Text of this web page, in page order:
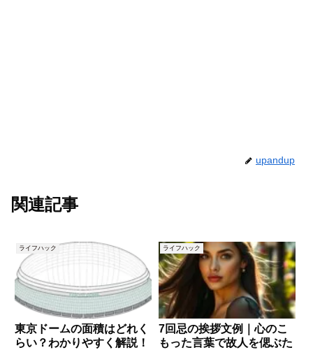
upandup
関連記事
ライフハック
東京ドームの面積はどれく
らい？わかりやすく解説！
ライフハック
7回忌の挨拶文例｜心のこ
もった言葉で故人を偲ぶた